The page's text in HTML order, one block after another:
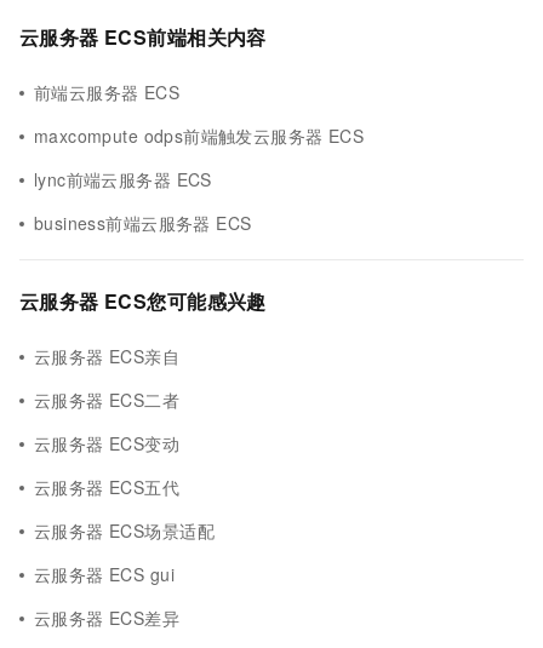
云服务器 ECS前端相关内容
前端云服务器 ECS
maxcompute odps前端触发云服务器 ECS
lync前端云服务器 ECS
business前端云服务器 ECS
云服务器 ECS您可能感兴趣
云服务器 ECS亲自
云服务器 ECS二者
云服务器 ECS变动
云服务器 ECS五代
云服务器 ECS场景适配
云服务器 ECS gui
云服务器 ECS差异